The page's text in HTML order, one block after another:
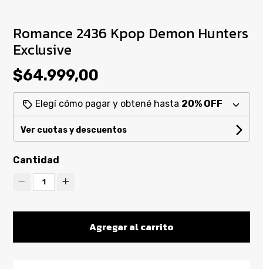
Romance 2436 Kpop Demon Hunters
Exclusive
$64.999,00
Elegí cómo pagar y obtené hasta 20% OFF
Ver cuotas y descuentos
Cantidad
1
Agregar al carrito